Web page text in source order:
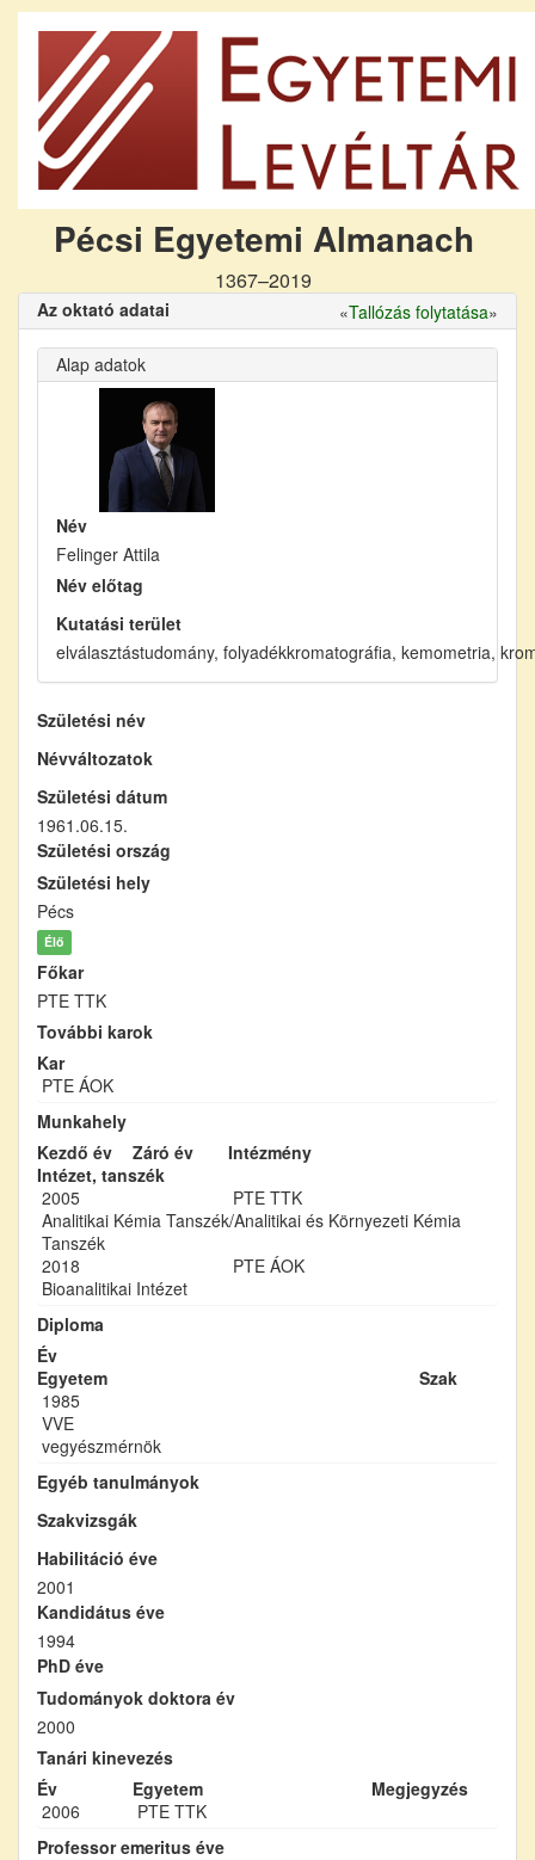
Pécsi Egyetemi Almanach
1367–2019
Az oktató adatai «Tallózás folytatása»
Alap adatok
Név
Felinger Attila
Név előtag
Kutatási terület
elválasztástudomány, folyadékkromatográfia, kemometria,
Születési név
Névváltozatok
Születési dátum
1961.06.15.
Születési ország
Születési hely
Pécs
Élő
Főkar
PTE TTK
További karok
Kar
PTE ÁOK
Munkahely
Kezdő év
Záró év
Intézmény
Intézet, tanszék
2005
PTE TTK
Analitikai Kémia Tanszék/Analitikai és Környezeti Kémia
Tanszék
2018
PTE ÁOK
Bioanalitikai Intézet
Diploma
Év
Egyetem
Szak
1985
VVE
vegyészmérnök
Egyéb tanulmányok
Szakvizsgák
Habilitáció éve
2001
Kandidátus éve
1994
PhD éve
Tudományok doktora év
2000
Tanári kinevezés
Év
Egyetem
Megjegyzés
2006
PTE TTK
Professor emeritus éve